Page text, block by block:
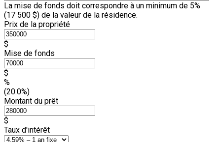
La mise de fonds doit correspondre à un minimum de 5%
(17 500 $) de la valeur de la résidence.
Prix de la propriété
$
Mise de fonds
$
%
(20.0%)
Montant du prêt
$
Taux d'intérêt